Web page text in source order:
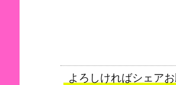
よろしければシェア